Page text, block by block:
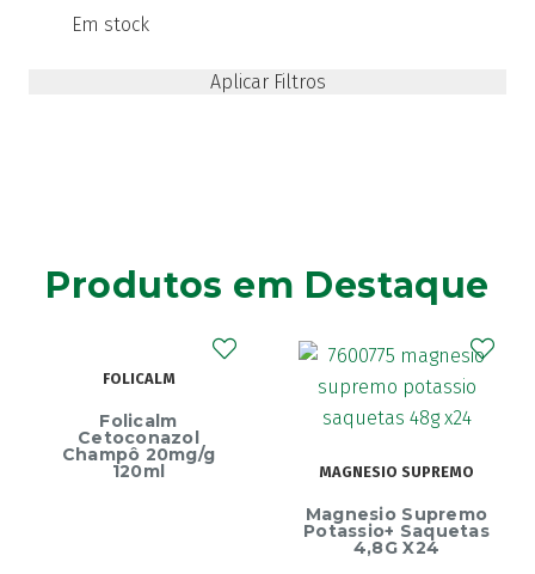
Em stock
Produtos em Destaque
FOLICALM
Folicalm
Cetoconazol
Champô 20mg/g
120ml MAGNESIO SUPREMO
Magnesio Supremo
Potassio+ Saquetas
4,8G X24